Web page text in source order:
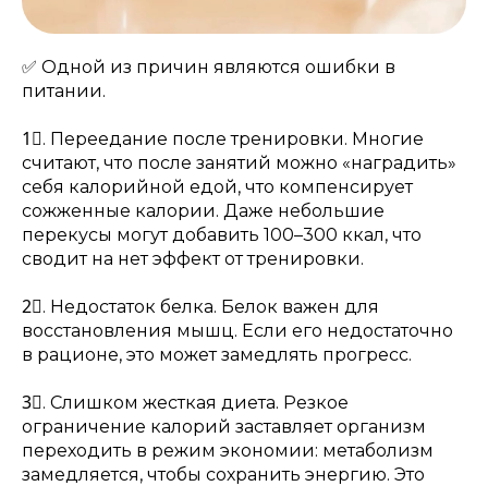
✅ Одной из причин являются ошибки в
питании.
1⃣. Переедание после тренировки. Многие
считают, что после занятий можно «наградить»
себя калорийной едой, что компенсирует
сожженные калории. Даже небольшие
перекусы могут добавить 100–300 ккал, что
сводит на нет эффект от тренировки.
2⃣. Недостаток белка. Белок важен для
восстановления мышц. Если его недостаточно
в рационе, это может замедлять прогресс.
3⃣. Слишком жесткая диета. Резкое
ограничение калорий заставляет организм
переходить в режим экономии: метаболизм
замедляется, чтобы сохранить энергию. Это